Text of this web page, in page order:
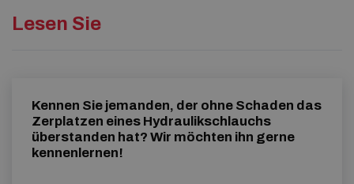
Lesen Sie
Kennen Sie jemanden, der ohne Schaden das
Zerplatzen eines Hydraulikschlauchs
überstanden hat? Wir möchten ihn gerne
kennenlernen!